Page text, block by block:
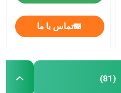
تماس با ما
(81)